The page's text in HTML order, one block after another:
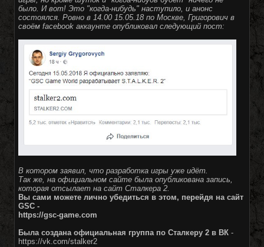
было. И вот! Это "когда-нибудь" наступило, и анонс
состоялся. Ровно в 14.00 15.05.18 по Москве, Григорович в
своём facebook аккаунте опубликовал следующий пост:
В котором заявил, что разработка игры уже идёт.
Так же, на официальном сайте была опубликована запись,
которая отсылает на сайт Сталкера 2.
Вы сами можете лично убедиться в этом, перейдя на сайт
GSC -
https://gsc-game.com
Была создана официальная группа по Сталкеру 2 в ВК-
https://vk.com/stalker2